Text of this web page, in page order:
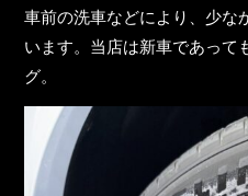
車前の洗車などにより、少な
います。当店は新車であって
グ。